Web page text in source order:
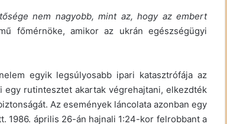
nem nagyobb, mint az, hogy az embert
főmérnöke, amikor az ukrán egészségügyi
egyik legsúlyosabb ipari katasztrófája az
egy rutintesztet akartak végrehajtani, elkezdték
Az események láncolata azonban egy
1986. április 26-án hajnali 1:24-kor felrobbant a